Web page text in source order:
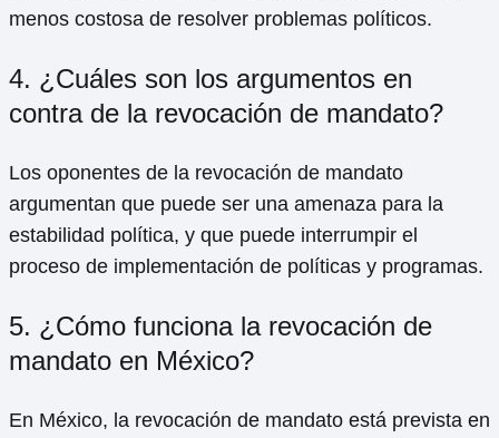
menos costosa de resolver problemas políticos.
4. ¿Cuáles son los argumentos en
contra de la revocación de mandato?
Los oponentes de la revocación de mandato
argumentan que puede ser una amenaza para la
estabilidad política, y que puede interrumpir el
proceso de implementación de políticas y programas.
5. ¿Cómo funciona la revocación de
mandato en México?
En México, la revocación de mandato está prevista en